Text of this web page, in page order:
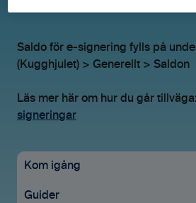
Saldo för e-signering fylls på
(Kugghjulet) > Generellt > Saldon
Läs mer här om hur du går tillväga:
signeringar
Kom igång
Uppstartsguide
Guider